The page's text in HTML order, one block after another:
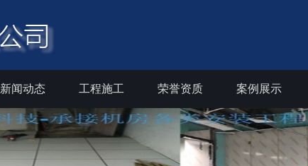
新闻动态 工程施工 荣誉资质 案例展示